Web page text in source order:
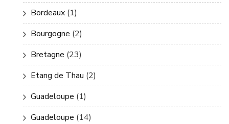
Bordeaux (1)
Bourgogne (2)
Bretagne (23)
Etang de Thau (2)
Guadeloupe (1)
Guadeloupe (14)